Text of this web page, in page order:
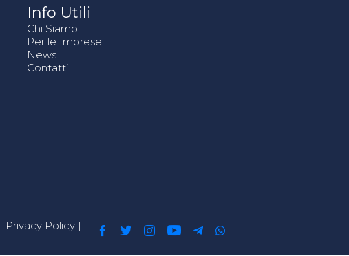
Info Utili
Chi Siamo
Per le Imprese
News
Contatti
| Privacy Policy |